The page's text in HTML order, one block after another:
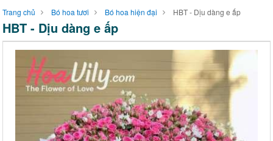
Trang chủ Bó hoa tươi Bó hoa hiện đại HBT - Dịu dàng e ấp
HBT - Dịu dàng e ấp